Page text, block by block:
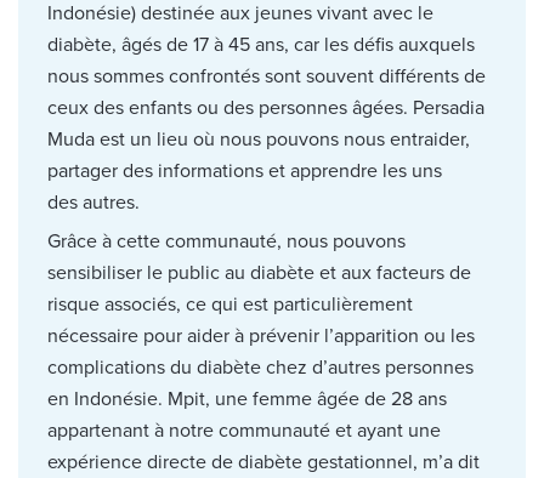
Indonésie) destinée aux jeunes vivant avec le
diabète, âgés de 17 à 45 ans, car les défis auxquels
nous sommes confrontés sont souvent différents de
ceux des enfants ou des personnes âgées. Persadia
Muda est un lieu où nous pouvons nous entraider,
partager des informations et apprendre les uns
des autres.
Grâce à cette communauté, nous pouvons
sensibiliser le public au diabète et aux facteurs de
risque associés, ce qui est particulièrement
nécessaire pour aider à prévenir l’apparition ou les
complications du diabète chez d’autres personnes
en Indonésie. Mpit, une femme âgée de 28 ans
appartenant à notre communauté et ayant une
expérience directe de diabète gestationnel, m’a dit